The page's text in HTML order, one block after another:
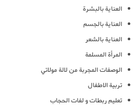
العناية بالبشرة
العناية بالجسم
العناية بالشعر
المرأة المسلمة
الوصفات المجربة من لالة مولاتي
تربية الاطفال
تعليم ربطات و لفات الحجاب